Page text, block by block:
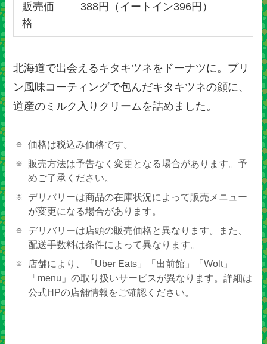
販売価
格
388円（イートイン396円）
北海道で出会えるキタキツネをドーナツに。プリ
ン風味コーティングで包んだキタキツネの顔に、
道産のミルク入りクリームを詰めました。
価格は税込み価格です。
販売方法は予告なく変更となる場合があります。予
めご了承ください。
デリバリーは商品の在庫状況によって販売メニュー
が変更になる場合があります。
デリバリーは店頭の販売価格と異なります。また、
配送手数料は条件によって異なります。
店舗により、「Uber Eats」「出前館」「Wolt」
「menu」の取り扱いサービスが異なります。詳細は
公式HPの店舗情報をご確認ください。